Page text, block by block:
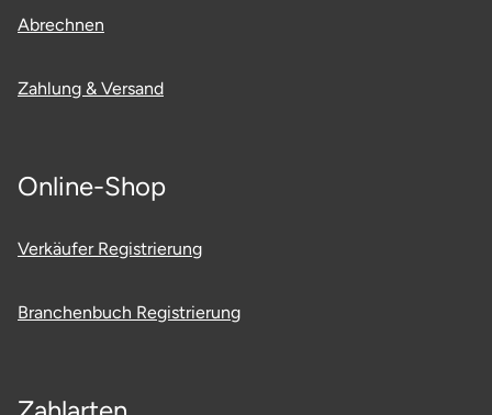
Abrechnen
Zahlung & Versand
Online-Shop
Verkäufer Registrierung
Branchenbuch Registrierung